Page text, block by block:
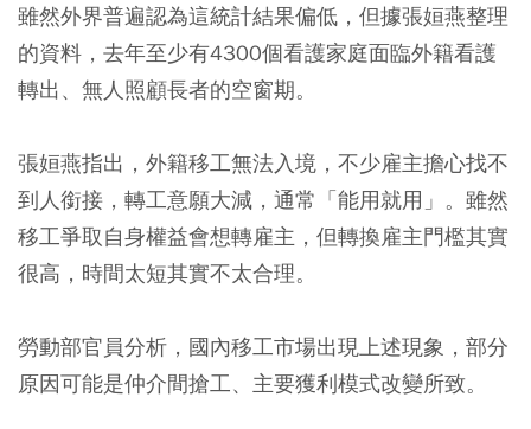
雖然外界普遍認為這統計結果偏低，但據張姮燕整理
的資料， 去年至少有4300個看護家庭面臨外籍看護
轉出、無人照顧長者的空窗期。
張姮燕指出，外籍移工無法入境，不少雇主擔心找不
到人銜接，轉工意願大減，通常「能用就用」。雖然
移工爭取自身權益會想轉雇主，但轉換雇主門檻其實
很高，時間太短其實不太合理。
勞動部官員分析，國內移工市場出現上述現象，部分
原因可能是仲介間搶工、主要獲利模式改變所致。